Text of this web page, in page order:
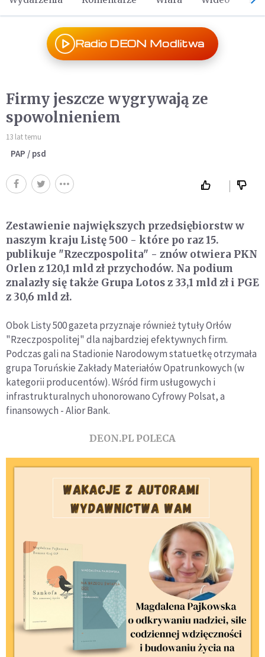
Radio DEON Modlitwa
Firmy jeszcze wygrywają ze
spowolnieniem
13 lat temu
PAP / psd
Zestawienie największych przedsiębiorstw w
naszym kraju Listę 500 - które po raz 15.
publikuje "Rzeczpospolita" - znów otwiera PKN
Orlen z 120,1 mld zł przychodów. Na podium
znalazły się także Grupa Lotos z 33,1 mld zł i PGE
z 30,6 mld zł.
Obok Listy 500 gazeta przyznaje również tytuły Orłów
"Rzeczpospolitej" dla najbardziej efektywnych firm.
Podczas gali na Stadionie Narodowym statuetkę otrzymała
grupa Toruńskie Zakłady Materiałów Opatrunkowych (w
kategorii producentów). Wśród firm usługowych i
infrastrukturalnych uhonorowano Cyfrowy Polsat, a
finansowych - Alior Bank.
DEON.PL POLECA